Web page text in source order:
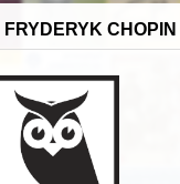
FRYDERYK CHOPIN